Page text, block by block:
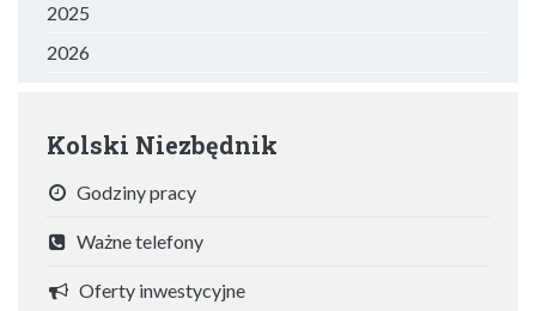
2025
2026
Kolski Niezbędnik
Godziny pracy
Ważne telefony
Oferty inwestycyjne